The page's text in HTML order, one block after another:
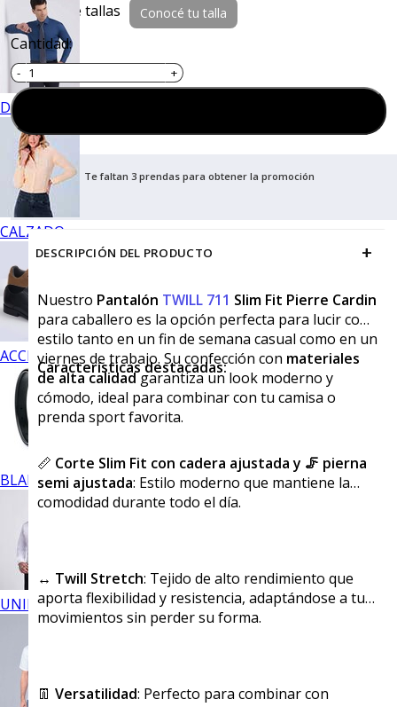
DAMA
CALZADO
ACCESORIOS
BLANCOS
UNIFORMES
Guía de tallas
Conocé tu talla
Cantidad:
Te faltan 3 prendas para obtener la promoción
DESCRIPCIÓN DEL PRODUCTO +
Nuestro Pantalón TWILL 711 Slim Fit Pierre Cardin
para caballero es la opción perfecta para lucir con
estilo tanto en un fin de semana casual como en un
viernes de trabajo. Su confección con materiales
de alta calidadgarantiza un look moderno y
cómodo, ideal para combinar con tu camisa o
prenda sport favorita.
Características destacadas:
📏 Corte Slim Fit con cadera ajustada y 🦵 pierna
semi ajustada: Estilo moderno que mantiene la
comodidad durante todo el día.
↔️ Twill Stretch: Tejido de alto rendimiento que
aporta flexibilidad y resistencia, adaptándose a tus
movimientos sin perder su forma.
👖 Versatilidad: Perfecto para combinar con